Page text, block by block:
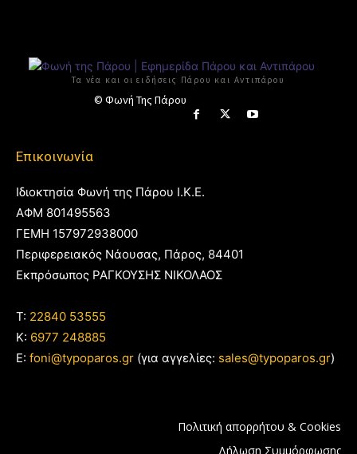
Τα νέα και οι ειδήσεις Πάρου και Αντιπάρου
© Φωνή Της Πάρου
Επικοινωνία
Ιδιοκτησία Φωνή της Πάρου Ι.Κ.Ε.
ΑΦΜ 801495563
ΓΕΜΗ 157972938000
Περιφερειακός Νάουσας, Πάρος, 84401
Εκπρόσωπος ΡΑΓΚΟΥΣΗΣ ΝΙΚΟΛΑΟΣ
T: 22840 53555
Κ: 6977 248885
E: foni@typoparos.gr (για αγγελίες: sales@typoparos.gr)
Πολιτική απορρήτου & Cookies
Δήλωση Συμμόρφωσης